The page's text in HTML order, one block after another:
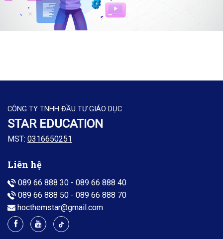
CÔNG TY TNHH ĐẦU TƯ GIÁO DỤC
STAR EDUCATION
MST: 0316650251
Liên hệ
089 66 888 30 - 089 66 888 40
089 66 888 50 - 089 66 888 70
hocthemstar@gmail.com